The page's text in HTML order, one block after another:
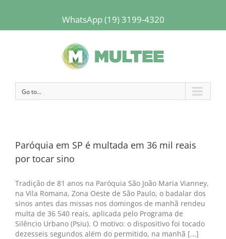
WhatsApp (19) 3199-4320
Go to...
Paróquia em SP é multada em 36 mil reais
por tocar sino
Tradição de 81 anos na Paróquia São João Maria Vianney,
na Vila Romana, Zona Oeste de São Paulo, o badalar dos
sinos antes das missas nos domingos de manhã rendeu
multa de 36 540 reais, aplicada pelo Programa de
Silêncio Urbano (Psiu). O motivo: o dispositivo foi tocado
dezesseis segundos além do permitido, na manhã [...]